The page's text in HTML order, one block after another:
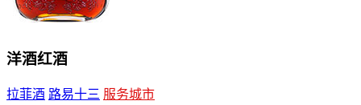
洋酒红酒
拉菲酒 路易十三 服务城市